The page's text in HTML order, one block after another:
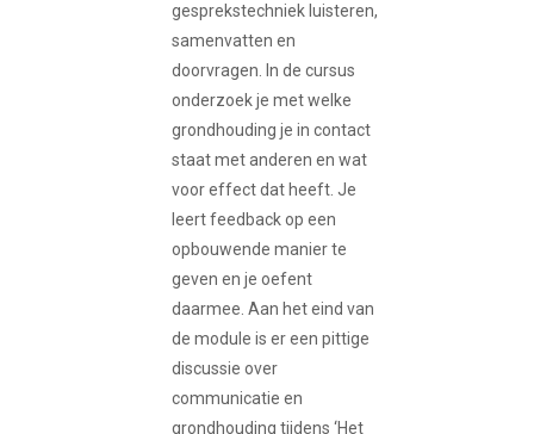
gesprekstechniek luisteren,
samenvatten en
doorvragen. In de cursus
onderzoek je met welke
grondhouding je in contact
staat met anderen en wat
voor effect dat heeft. Je
leert feedback op een
opbouwende manier te
geven en je oefent
daarmee. Aan het eind van
de module is er een pittige
discussie over
communicatie en
grondhouding tijdens ‘Het